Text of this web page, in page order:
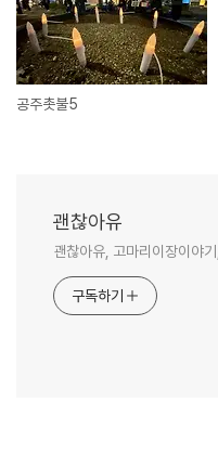
공주촛불5
괜찮아유
괜찮아유, 고마리이장이야
구독하기